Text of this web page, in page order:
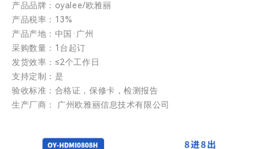
产品品牌：oyalee/欧雅丽
产品税率：13%
产品产地：中国·广州
采购数量：1台起订
发货效率：≤2个工作日
支持定制：是
验收标准：合格证，保修卡，检测报告
生产厂商： 广州欧雅丽信息技术有限公司